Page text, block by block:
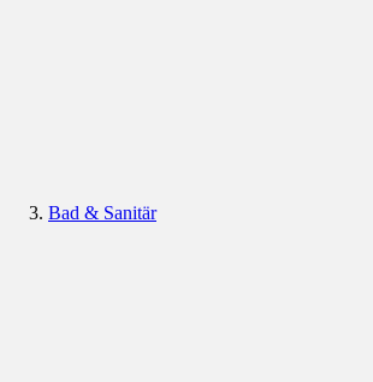
Bad & Sanitär